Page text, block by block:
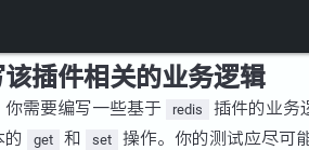
插件相关的业务逻辑
你需要编写一些基于 redis 插件的业务
的
get 和 set 操作。你的测试应尽可